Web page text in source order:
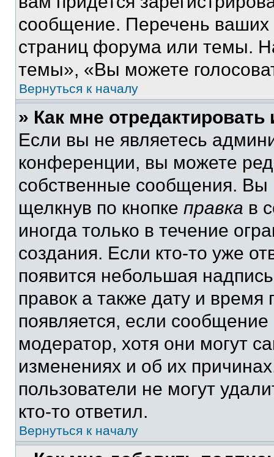
сообщение. Перечень ваших
страниц форума или темы.
темы», «Вы можете
Вернуться к началу
» Как мне
Если вы не являетесь
конференции, вы можете
собственные сообщения. Вы
щелкнув по кнопке правка в
иногда только в течение
создания. Если кто-то уже
появится небольшая
правок а также дату и
появляется, если
модератор, хотя они могут
изменениях и об их
пользователи не могут
кто-то ответил.
Вернуться к началу